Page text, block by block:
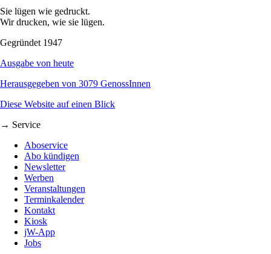
Sie lügen wie gedruckt.
Wir drucken, wie sie lügen.
Gegründet 1947
Ausgabe von heute
Herausgegeben von 3079 GenossInnen
Diese Website auf einen Blick
→ Service
Aboservice
Abo kündigen
Newsletter
Werben
Veranstaltungen
Terminkalender
Kontakt
Kiosk
jW-App
Jobs